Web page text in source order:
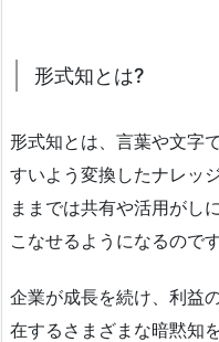
形式知とは?
形式知とは、言葉や文字
すいよう変換したナレッ
ままでは共有や活用がし
こなせるようになるのです
企業が成長を続け、利益
在するさまざまな暗黙知